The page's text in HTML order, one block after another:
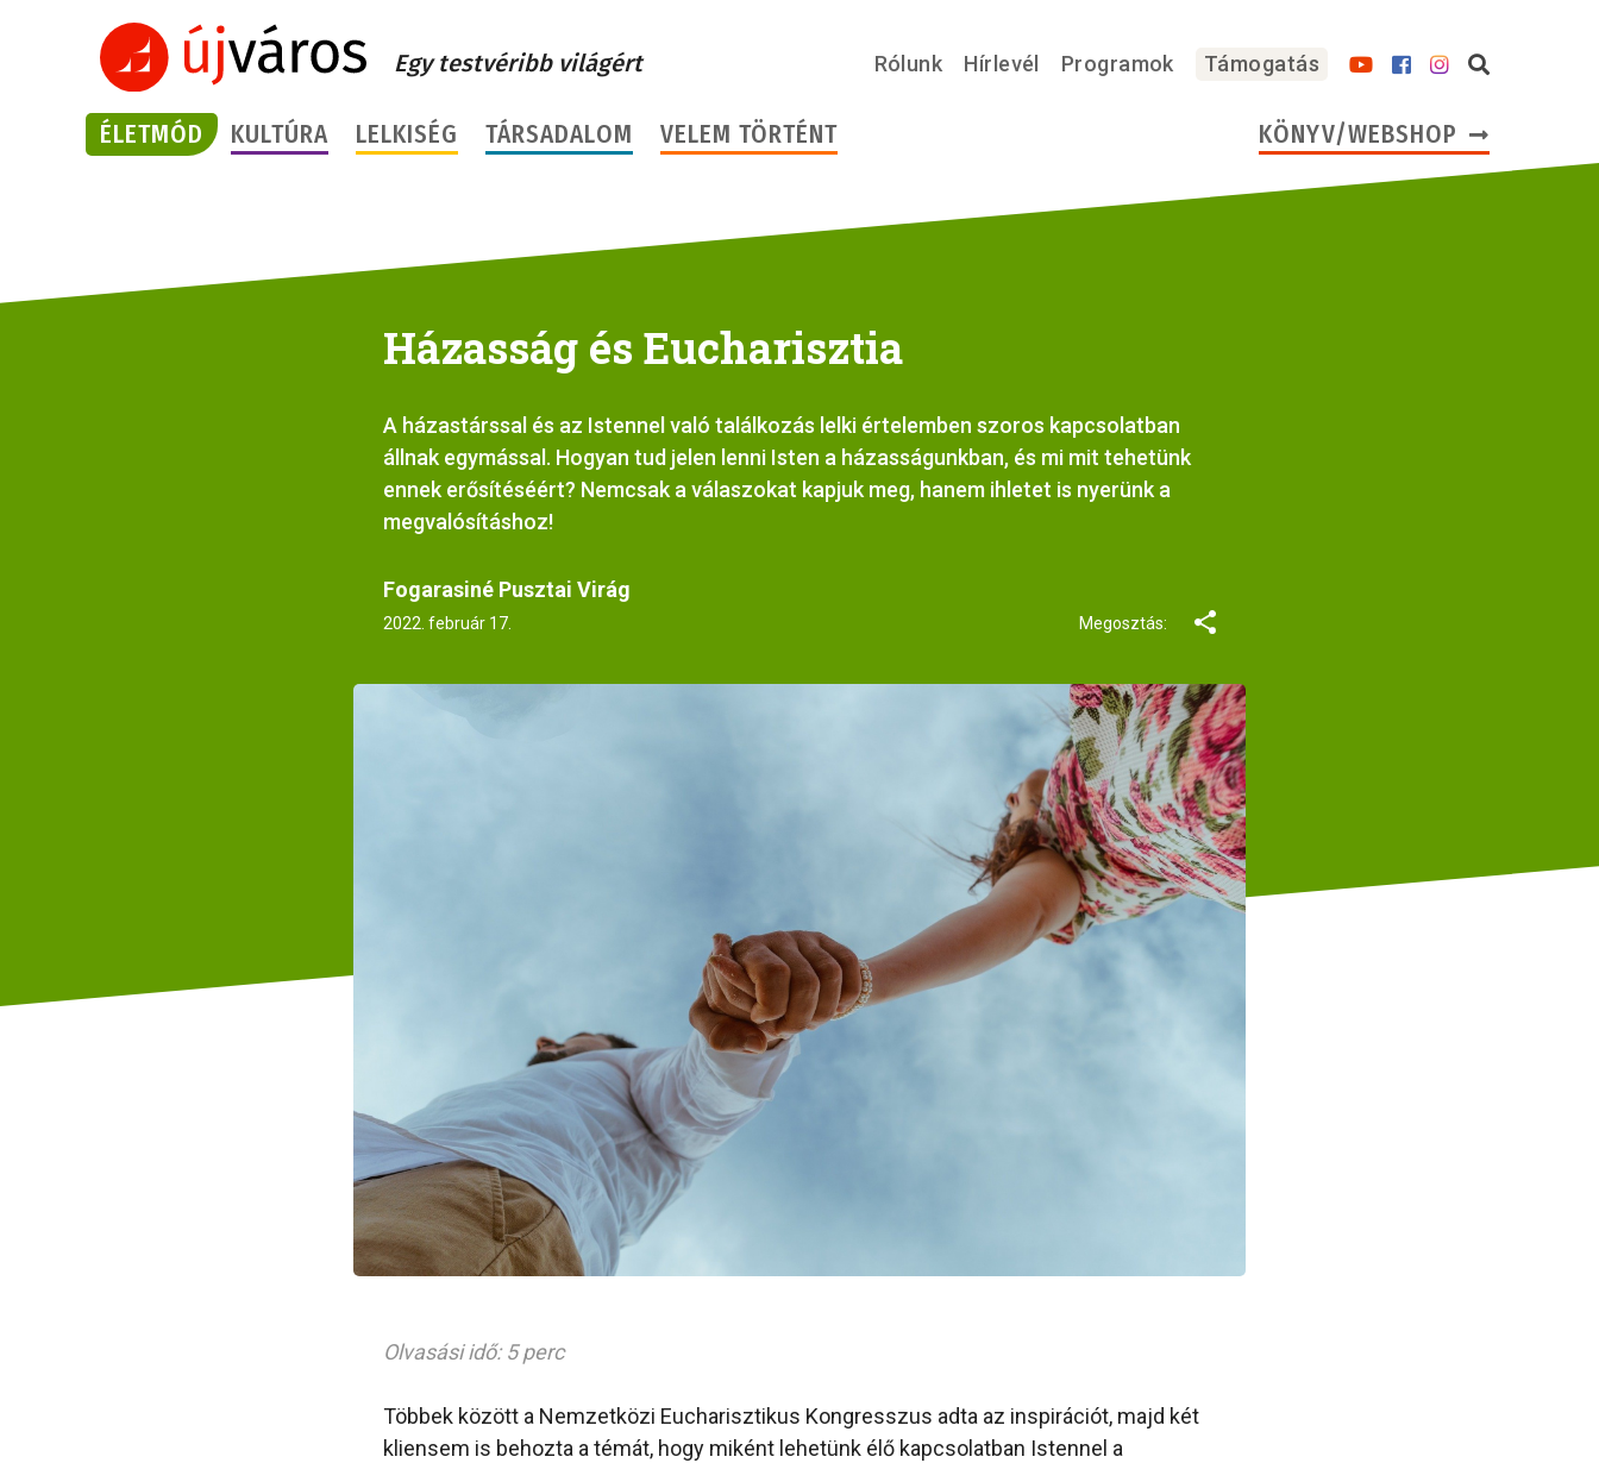
Egy testvéribb világért Rólunk Hírlevél Programok Támogatás
ÉLETMÓD KULTÚRA LELKISÉG TÁRSADALOM VELEM TÖRTÉNT KÖNYV/WEBSHOP
Házasság és Eucharisztia
A házastárssal és az Istennel való találkozás lelki értelemben szoros kapcsolatban
állnak egymással. Hogyan tud jelen lenni Isten a házasságunkban, és mi mit tehetünk
ennek erősítéséért? Nemcsak a válaszokat kapjuk meg, hanem ihletet is nyerünk a
megvalósításhoz!
Fogarasiné Pusztai Virág
2022. február 17. Megosztás:
Olvasási idő: 5 perc
Többek között a Nemzetközi Eucharisztikus Kongresszus adta az inspirációt, majd két
kliensem is behozta a témát, hogy miként lehetünk élő kapcsolatban Istennel a